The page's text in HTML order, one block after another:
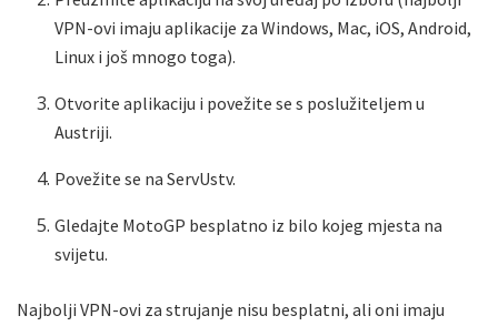
VPN-ovi imaju aplikacije za Windows, Mac, iOS, Android,
Linux i još mnogo toga).
Otvorite aplikaciju i povežite se s poslužiteljem u
Austriji.
Povežite se na ServUstv.
Gledajte MotoGP besplatno iz bilo kojeg mjesta na
svijetu.
Najbolji VPN-ovi za strujanje nisu besplatni, ali oni imaju